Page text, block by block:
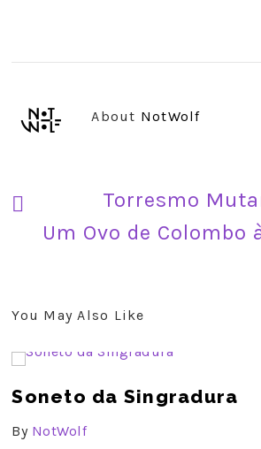
About NotWolf
Torresmo
Um Ovo de Colombo
You May Also Like
Soneto da Singradura
By NotWolf